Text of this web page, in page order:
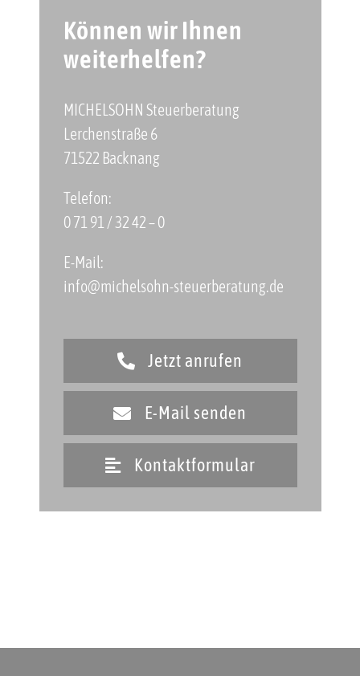
Können wir Ihnen
weiterhelfen?
MICHELSOHN Steuerberatung
Lerchenstraße 6
71522 Backnang
Telefon:
0 71 91 / 32 42 – 0
E-Mail:
info@michelsohn-steuerberatung.de
Jetzt anrufen
E-Mail senden
Kontaktformular